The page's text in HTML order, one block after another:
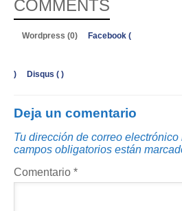
COMMENTS
Wordpress (0) Facebook (
) Disqus ( )
Deja un comentario
Tu dirección de correo
campos obligatorios están
Comentario *